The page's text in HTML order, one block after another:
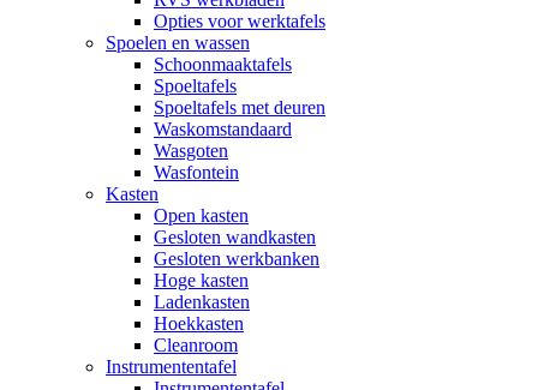
Opties voor werktafels
Spoelen en wassen
Schoonmaaktafels
Spoeltafels
Spoeltafels met deuren
Waskomstandaard
Wasgoten
Wasfontein
Kasten
Open kasten
Gesloten wandkasten
Gesloten werkbanken
Hoge kasten
Ladenkasten
Hoekkasten
Cleanroom
Instrumententafel